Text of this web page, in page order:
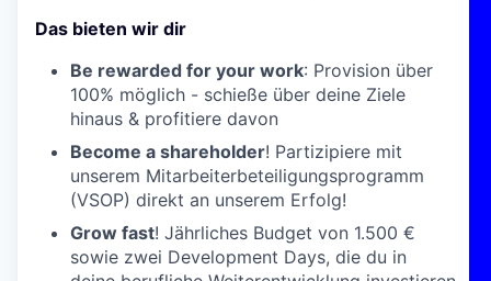
Das bieten wir dir
Be rewarded for your work: Provision über
100% möglich - schieße über deine Ziele
hinaus & profitiere davon
Become a shareholder! Partizipiere mit
unserem Mitarbeiterbeteiligungsprogramm
(VSOP) direkt an unserem Erfolg!
Grow fast! Jährliches Budget von 1.500 €
sowie zwei Development Days, die du in